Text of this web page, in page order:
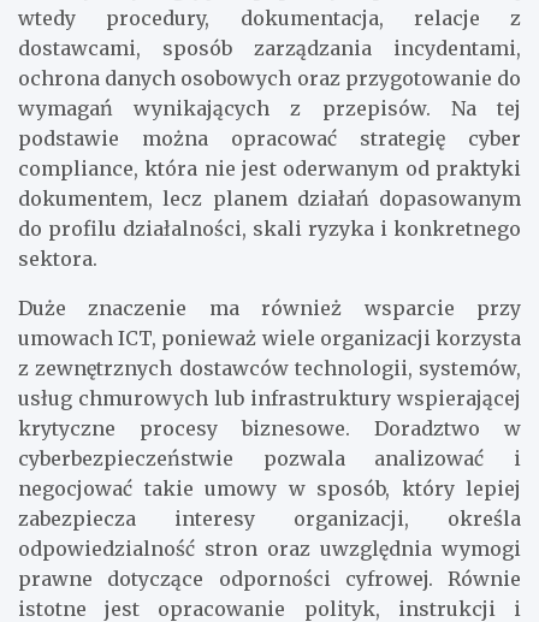
wtedy procedury, dokumentacja, relacje z
dostawcami, sposób zarządzania incydentami,
ochrona danych osobowych oraz przygotowanie do
wymagań wynikających z przepisów. Na tej
podstawie można opracować strategię cyber
compliance, która nie jest oderwanym od praktyki
dokumentem, lecz planem działań dopasowanym
do profilu działalności, skali ryzyka i konkretnego
sektora.
Duże znaczenie ma również wsparcie przy
umowach ICT, ponieważ wiele organizacji korzysta
z zewnętrznych dostawców technologii, systemów,
usług chmurowych lub infrastruktury wspierającej
krytyczne procesy biznesowe. Doradztwo w
cyberbezpieczeństwie pozwala analizować i
negocjować takie umowy w sposób, który lepiej
zabezpiecza interesy organizacji, określa
odpowiedzialność stron oraz uwzględnia wymogi
prawne dotyczące odporności cyfrowej. Równie
istotne jest opracowanie polityk, instrukcji i